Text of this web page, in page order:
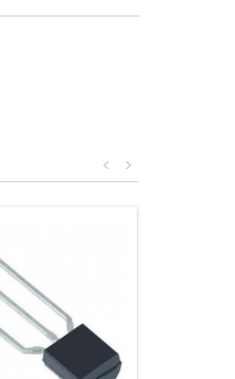
>
<